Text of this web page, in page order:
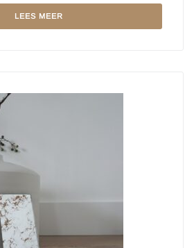
LEES MEER